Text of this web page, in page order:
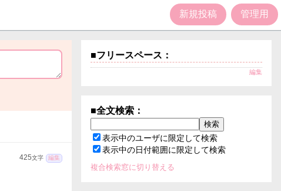
新規投稿 管理用
425文字 編集
■フリースペース：
編集
■全文検索：
表示中のユーザに限定して検索
表示中の日付範囲に限定して検索
複合検索窓に切り替える